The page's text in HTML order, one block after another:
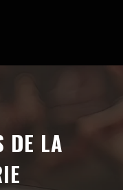
DE LA